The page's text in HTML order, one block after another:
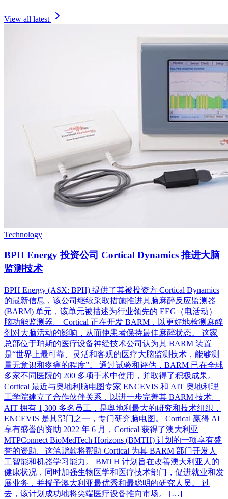
View all latest
Technology
BPH Energy 投资公司 Cortical Dynamics 推进大脑
监测技术
BPH Energy (ASX: BPH) 提供了其被投资方 Cortical Dynamics
的最新信息，该公司继续采取措施推进其脑麻醉反应监测器
(BARM) 单元，该单元被描述为行业领先的 EEG（电活动）
脑功能监测器。 Cortical 正在开发 BARM，以更好地检测麻醉
剂对大脑活动的影响，从而使患者保持最佳麻醉状态。 这家
总部位于珀斯的医疗设备神经技术公司认为其 BARM 装置
是“世界上最可靠、灵活和客观的医疗大脑监测技术，能够测
量无意识和疼痛的程度”。 通过试验和评估，BARM 已在全球
多家不同医院的 200 多项手术中使用，并取得了积极成果。
Cortical 最近与奥地利脑电图专家 ENCEVIS 和 AIT 奥地利理
工学院建立了合作伙伴关系，以进一步完善其 BARM 技术。
AIT 拥有 1,300 多名员工，是奥地利最大的研究和技术组织，
ENCEVIS 是其部门之一，专门研究脑电图。 Cortical 赢得 AI
享有盛誉的资助 2022 年 6 月，Cortical 获得了澳大利亚
MTPConnect BioMedTech Horizo​​ns (BMTH) 计划的一项享有盛
誉的资助。这笔赠款将帮助 Cortical 为其 BARM 部门开发人
工智能和机器学习能力。 BMTH 计划旨在改善澳大利亚人的
健康状况，同时加强生物医学和医疗技术部门，促进就业和发
展业务，并授予澳大利亚最优秀和最聪明的研究人员。 过
去，该计划成功地将尖端医疗设备推向市场。 […]